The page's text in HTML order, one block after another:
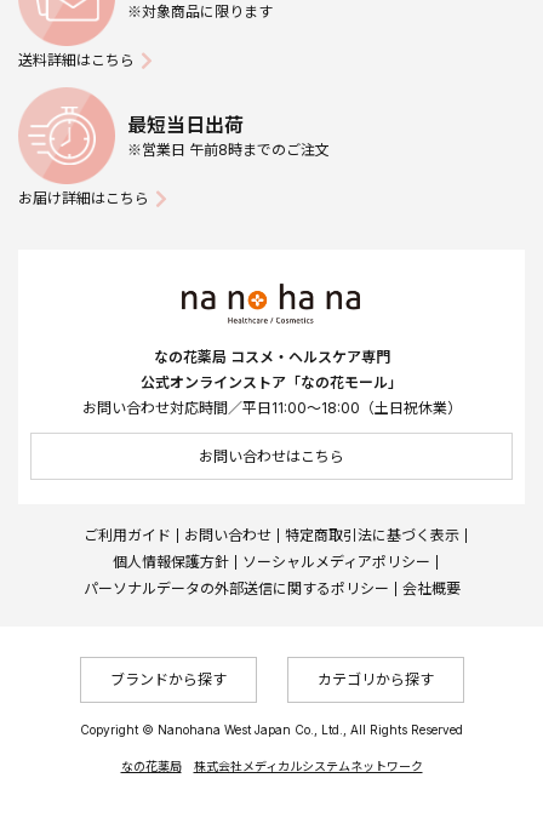
※対象商品に限ります
送料詳細はこちら
最短当日出荷
※営業日 午前8時までのご注文
お届け詳細はこちら
なの花薬局 コスメ・ヘルスケア専門
公式オンラインストア「なの花モール」
お問い合わせ対応時間／平日11:00～18:00（土日祝休業）
お問い合わせはこちら
ご利用ガイド お問い合わせ
特定商取引法に基づく表示
個人情報保護方針
ソーシャルメディアポリシー
パーソナルデータの外部送信に関するポリシー
会社概要
ブランドから探す カテゴリから探す
Copyright © Nanohana West Japan Co., Ltd., All Rights Reserved
なの花薬局 株式会社メディカルシステムネットワーク